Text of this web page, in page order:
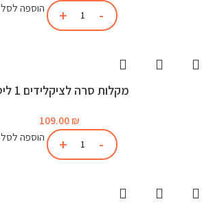
הוספה לסל
מקלות סרה לציקלידים 1 ליטר
109.00 ₪
הוספה לסל